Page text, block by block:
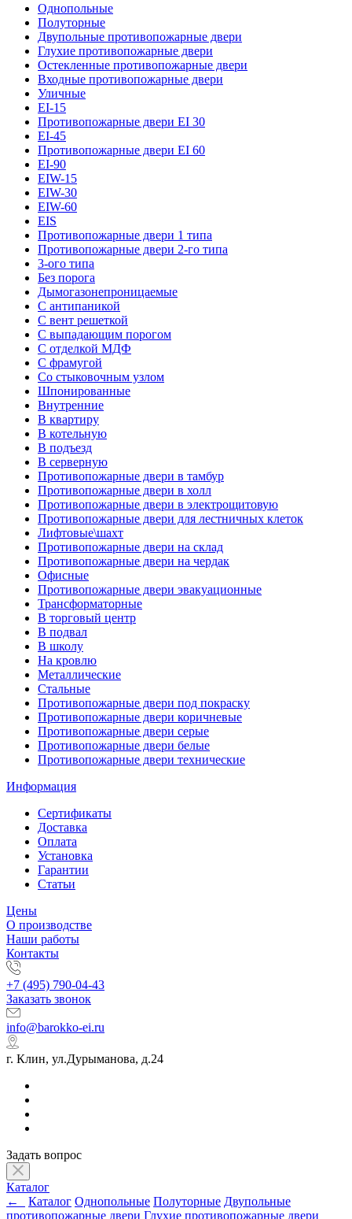
Однопольные
Полуторные
Двупольные противопожарные двери
Глухие противопожарные двери
Остекленные противопожарные двери
Входные противопожарные двери
Уличные
EI-15
Противопожарные двери EI 30
EI-45
Противопожарные двери EI 60
EI-90
EIW-15
EIW-30
EIW-60
EIS
Противопожарные двери 1 типа
Противопожарные двери 2-го типа
3-ого типа
Без порога
Дымогазонепроницаемые
С антипаникой
С вент решеткой
С выпадающим порогом
С отделкой МДФ
С фрамугой
Со стыковочным узлом
Шпонированные
Внутренние
В квартиру
В котельную
В подъезд
В серверную
Противопожарные двери в тамбур
Противопожарные двери в холл
Противопожарные двери в электрощитовую
Противопожарные двери для лестничных клеток
Лифтовые\шахт
Противопожарные двери на склад
Противопожарные двери на чердак
Офисные
Противопожарные двери эвакуационные
Трансформаторные
В торговый центр
В подвал
В школу
На кровлю
Металлические
Стальные
Противопожарные двери под покраску
Противопожарные двери коричневые
Противопожарные двери серые
Противопожарные двери белые
Противопожарные двери технические
Информация
Сертификаты
Доставка
Оплата
Установка
Гарантии
Статьи
Цены
О производстве
Наши работы
Контакты
+7 (495) 790-04-43
Заказать звонок
info@barokko-ei.ru
г. Клин, ул.Дурыманова, д.24
Задать вопрос
Каталог
←
Каталог Однопольные Полуторные Двупольные
противопожарные двери Глухие противопожарные двери